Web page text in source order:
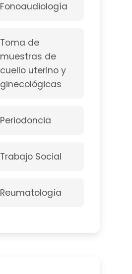
Fonoaudiología
Toma de
muestras de
cuello uterino y
ginecológicas
Periodoncia
Trabajo Social
Reumatología